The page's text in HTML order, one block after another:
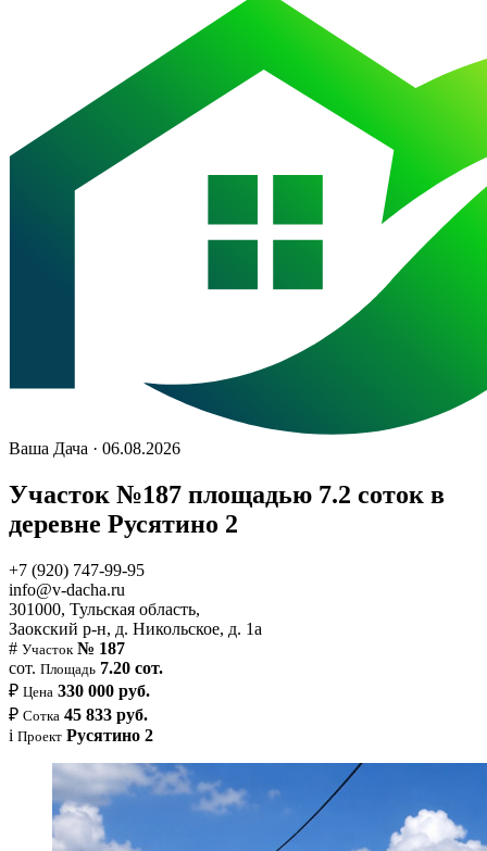
Ваша Дача · 06.08.2026
Участок №187 площадью 7.2 соток в
деревне Русятино 2
+7 (920) 747-99-95
info@v-dacha.ru
301000, Тульская область,
Заокский р-н, д. Никольское, д. 1а
# Участок № 187
сот. Площадь 7.20 сот.
₽ Цена 330 000 руб.
₽ Сотка 45 833 руб.
i Проект Русятино 2